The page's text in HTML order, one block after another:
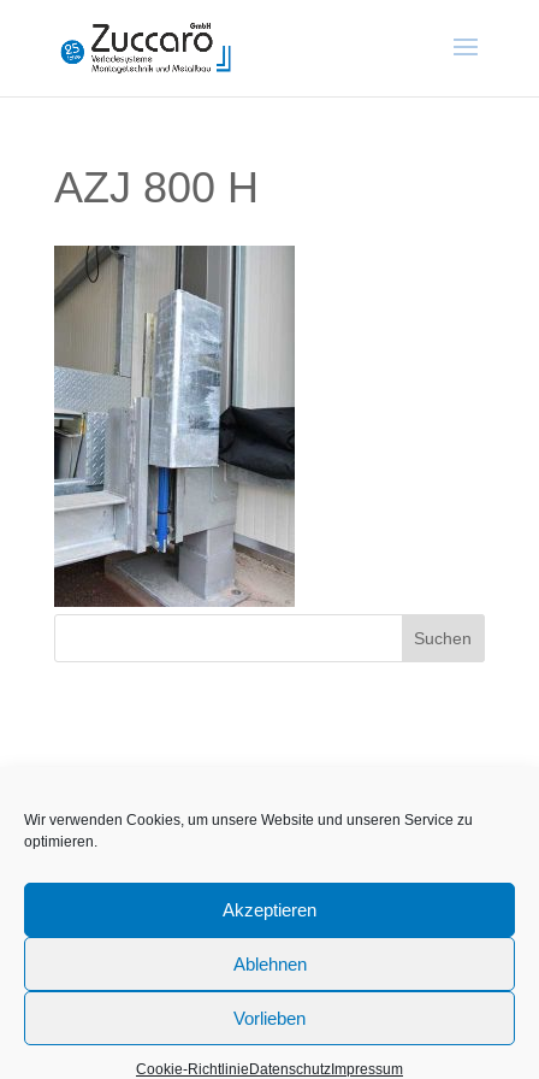
Wir verwenden Cookies, um unsere Website und unseren Service zu
optimieren.
Akzeptieren
Ablehnen
Vorlieben
Cookie-Richtlinie Datenschutz Impressum
AZJ 800 H
Impressum Datenschutz Cookie Richtlinie